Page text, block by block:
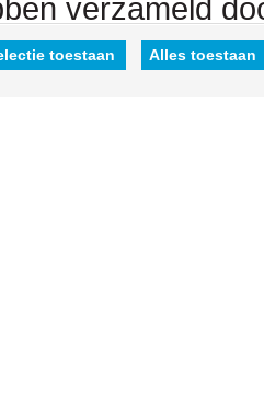
verzameld
toestaan Alles toestaan